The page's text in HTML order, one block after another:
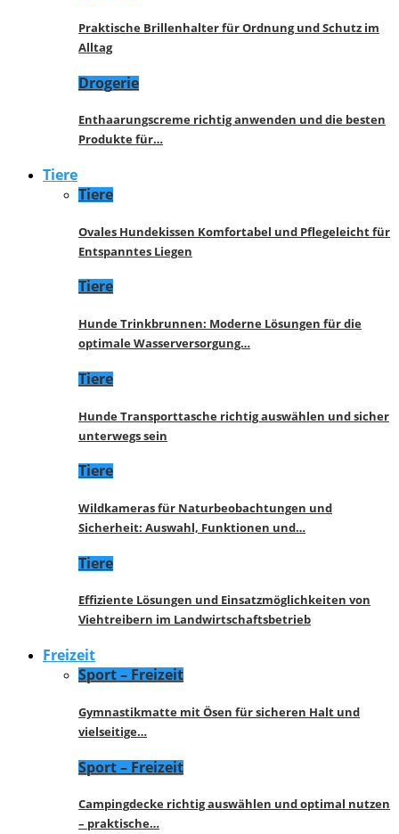
Praktische Brillenhalter für Ordnung und Schutz im
Alltag
Drogerie
Enthaarungscreme richtig anwenden und die besten
Produkte für…
Tiere
Tiere
Ovales Hundekissen Komfortabel und Pflegeleicht für
Entspanntes Liegen
Tiere
Hunde Trinkbrunnen: Moderne Lösungen für die
optimale Wasserversorgung…
Tiere
Hunde Transporttasche richtig auswählen und sicher
unterwegs sein
Tiere
Wildkameras für Naturbeobachtungen und
Sicherheit: Auswahl, Funktionen und…
Tiere
Effiziente Lösungen und Einsatzmöglichkeiten von
Viehtreibern im Landwirtschaftsbetrieb
Freizeit
Sport – Freizeit
Gymnastikmatte mit Ösen für sicheren Halt und
vielseitige…
Sport – Freizeit
Campingdecke richtig auswählen und optimal nutzen
– praktische…